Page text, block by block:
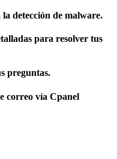
detección de malware.
para resolver tus
preguntas.
correo vía Cpanel